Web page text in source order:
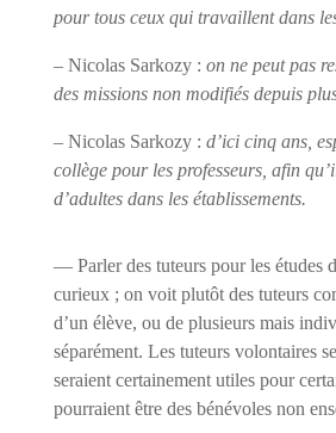
pour tous ceux qui travaillent dans
– Nicolas Sarkozy : on ne peut pas
des missions non modifiés depuis
– Nicolas Sarkozy : d’ici cinq ans,
collège pour les professeurs, afin
d’adultes dans les établissements.
— Parler des tuteurs pour les études
curieux ; on voit plutôt des tuteurs
d’un élève, ou de plusieurs mais
séparément. Les tuteurs volontaires
seraient certainement utiles pour
pourraient être des bénévoles non